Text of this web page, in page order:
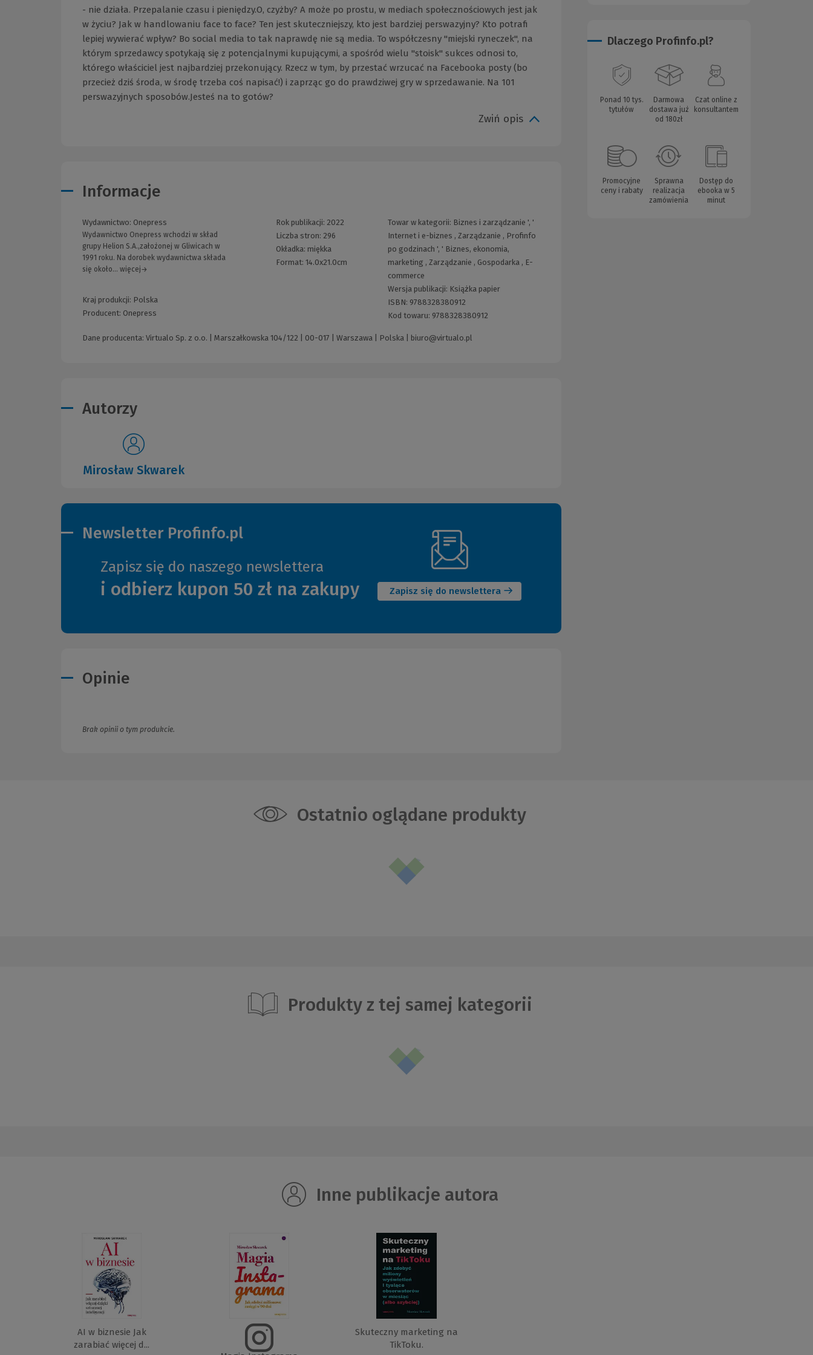
- nie działa. Przepalanie czasu i pieniędzy.O, czyżby? A może po prostu, w mediach społecznościowych jest jak
w życiu? Jak w handlowaniu face to face? Ten jest skuteczniejszy, kto jest bardziej perswazyjny? Kto potrafi
lepiej wywierać wpływ? Bo social media to tak naprawdę nie są media. To współczesny "miejski ryneczek", na
którym sprzedawcy spotykają się z potencjalnymi kupującymi, a spośród wielu "stoisk" sukces odnosi to,
którego właściciel jest najbardziej przekonujący. Rzecz w tym, by przestać wrzucać na Facebooka posty (bo
przecież dziś środa, w środę trzeba coś napisać!) i zaprząc go do prawdziwej gry w sprzedawanie. Na 101
perswazyjnych sposobów.Jesteś na to gotów?
Zwiń opis
Informacje
Wydawnictwo: Onepress
Wydawnictwo Onepress wchodzi w skład
grupy Helion S.A.,założonej w Gliwicach w
1991 roku. Na dorobek wydawnictwa składa
się około... więcej→
Kraj produkcji: Polska
Producent: Onepress
Rok publikacji: 2022
Liczba stron: 296
Okładka: miękka
Format: 14.0x21.0cm
Towar w kategorii: Biznes i zarządzanie ', '
Internet i e-biznes , Zarządzanie , Profinfo
po godzinach ', ' Biznes, ekonomia,
marketing , Zarządzanie , Gospodarka, E-
commerce
Wersja publikacji: Książka papier
ISBN: 9788328380912
Kod towaru: 9788328380912
Dane producenta: Virtualo Sp. z o.o. | Marszałkowska 104/122 | 00-017 | Warszawa | Polska | biuro@virtualo.pl
Autorzy
Mirosław Skwarek
Newsletter Profinfo.pl
Zapisz się do naszego newslettera
i odbierz kupon 50 zł na zakupy Zapisz się do newslettera
okno)
Opinie
Brak opinii o tym produkcie.
Dlaczego Profinfo.pl?
Ponad 10 tys.
tytułów
Darmowa
dostawa już
od 180zł
Czat online z
konsultantem
Promocyjne
ceny i rabaty
Sprawna
realizacja
zamówienia
Dostęp do
ebooka w 5
minut
Ostatnio oglądane produkty
Produkty z tej samej kategorii
Inne publikacje autora
AI w biznesie Jak
zarabiać więcej d...
Skuteczny marketing na
TikToku.